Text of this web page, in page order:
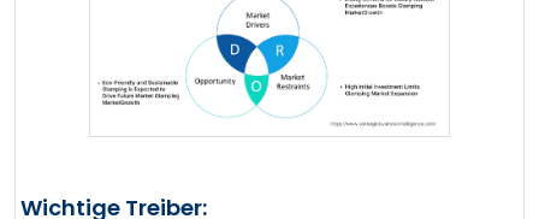
Wichtige Treiber: